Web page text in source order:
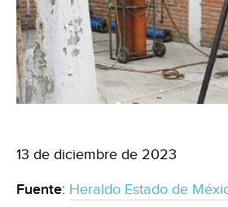
13 de diciembre de 2023
Fuente: Heraldo Estado de